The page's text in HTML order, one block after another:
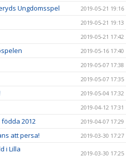
Ungdomsspel 2019-05-21 19:16
2019-05-21 19:13
2019-05-21 17:42
2019-05-16 17:40
2019-05-07 17:38
2019-05-07 17:35
2019-05-04 17:32
2019-04-12 17:31
2012 2019-04-07 17:29
att persa! 2019-03-30 17:27
i Lilla
2019-03-30 17:25